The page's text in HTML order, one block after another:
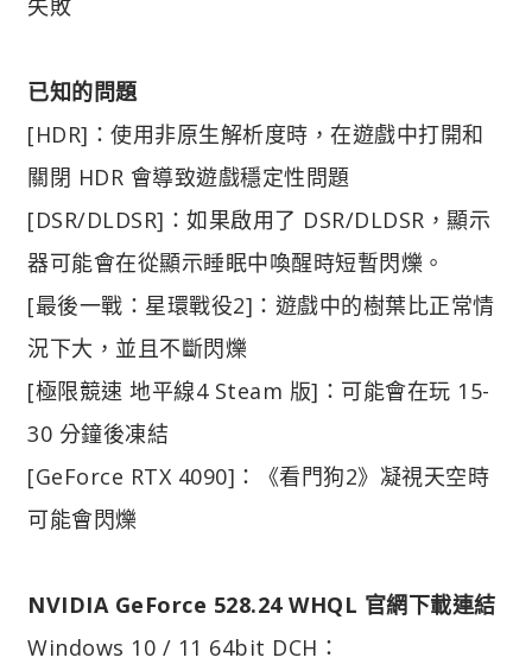
已知的問題
[HDR]：使用非原生解析度時，在遊戲中打開和
關閉 HDR 會導致遊戲穩定性問題
[DSR/DLDSR]：如果啟用了 DSR/DLDSR，顯示
器可能會在從顯示睡眠中喚醒時短暫閃爍。
[最後一戰：星環戰役2]：遊戲中的樹葉比正常情
況下大，並且不斷閃爍
[極限競速 地平線4 Steam 版]：可能會在玩 15-
30 分鐘後凍結
[GeForce RTX 4090]：《看門狗2》凝視天空時
可能會閃爍
NVIDIA GeForce 528.24 WHQL 官網下載連結
Windows 10 / 11 64bit DCH：